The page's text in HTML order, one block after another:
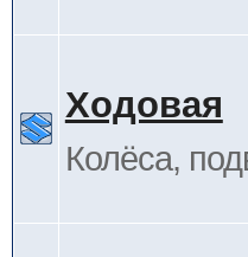
Ходовая
Колёса,